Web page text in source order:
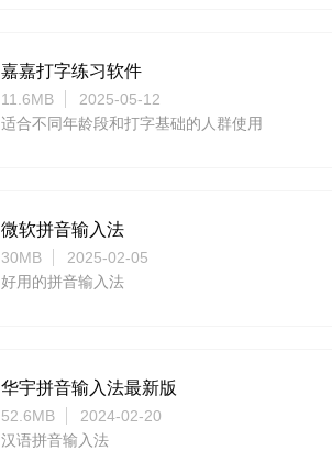
嘉嘉打字练习软件
11.6MB
2025-05-12
适合不同年龄段和打字基础的人群使用
微软拼音输入法
30MB
2025-02-05
好用的拼音输入法
华宇拼音输入法最新版
52.6MB
2024-02-20
汉语拼音输入法